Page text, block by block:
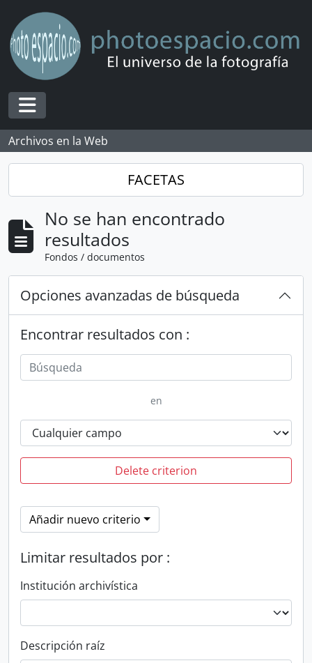
Skip to main content
Toggle navigation
Archivos en la Web
FACETAS
No se han encontrado
resultados
Fondos / documentos
Opciones avanzadas de búsqueda
Encontrar resultados con :
en
Delete criterion
Añadir nuevo criterio
Limitar resultados por :
Institución archivística
Descripción raíz